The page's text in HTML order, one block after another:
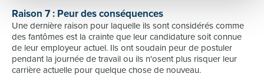
Raison 7 : Peur des conséquences
Une dernière raison pour laquelle ils sont considérés comme
des fantômes est la crainte que leur candidature soit connue
de leur employeur actuel. Ils ont soudain peur de postuler
pendant la journée de travail ou ils n'osent plus risquer leur
carrière actuelle pour quelque chose de nouveau.